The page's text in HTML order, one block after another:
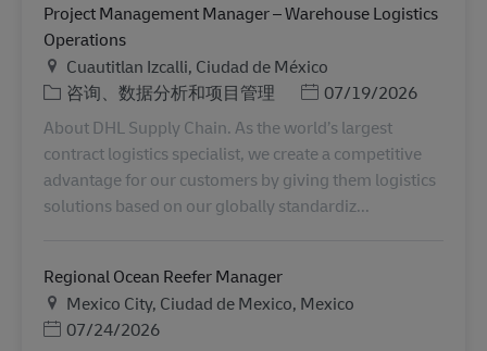
Project Management Manager – Warehouse Logistics
Operations
地点Cuautitlan Izcalli, Ciudad de México
类别咨询、数据分析和项目管理 Posted Date
07/19/2026
About DHL Supply Chain. As the world’s largest
contract logistics specialist, we create a competitive
advantage for our customers by giving them logistics
solutions based on our globally standardiz...
Regional Ocean Reefer Manager
地点Mexico City, Ciudad de Mexico, Mexico
Posted Date
07/24/2026